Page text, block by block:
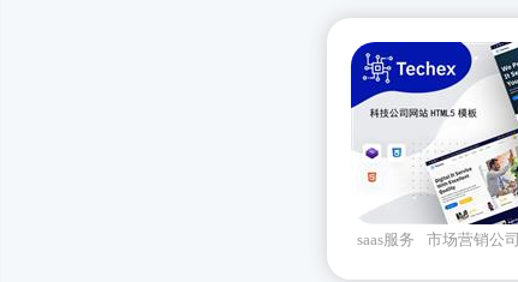
saas服务 市场营销公司